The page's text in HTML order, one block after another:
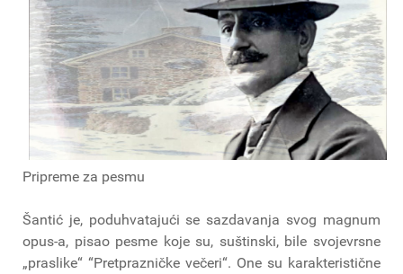
Pripreme za pesmu
Šantić je, poduhvatajući se sazdavanja svog magnum
opus-a, pisao pesme koje su, suštinski, bile svojevrsne
„praslike“ “Pretprazničke večeri“. One su karakteristične